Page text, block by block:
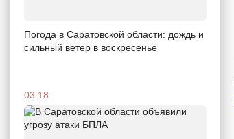
Погода в Саратовской области: дождь и
сильный ветер в воскресенье
03:18